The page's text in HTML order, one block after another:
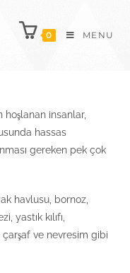
0 MENU
hoşlanan insanlar,
hassas
gereken pek çok
havlusu, bornoz,
yastık kılıfı,
ve nevresim gibi